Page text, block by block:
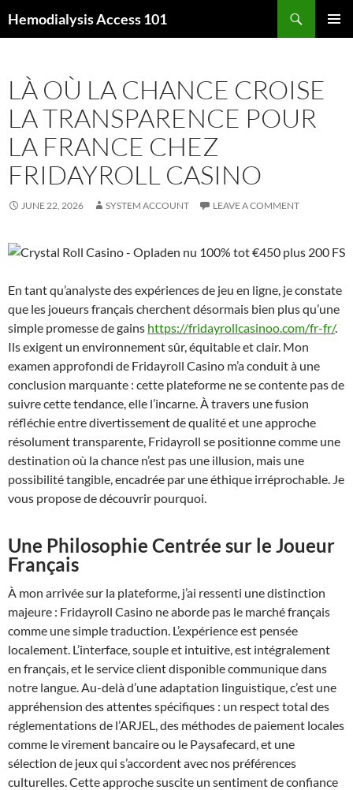
toHemodialysis Access 101
LÀ OÙ LA CHANCE CROISE
LA TRANSPARENCE POUR
LA FRANCE CHEZ
FRIDAYROLL CASINO
JUNE 22, 2026 SYSTEM ACCOUNT LEAVE A COMMENT
En tant qu’analyste des expériences de jeu en ligne, je constate
que les joueurs français cherchent désormais bien plus qu’une
simple promesse de gains https://fridayrollcasinoo.com/fr-fr/.
Ils exigent un environnement sûr, équitable et clair. Mon
examen approfondi de Fridayroll Casino m’a conduit à une
conclusion marquante : cette plateforme ne se contente pas de
suivre cette tendance, elle l’incarne. À travers une fusion
réfléchie entre divertissement de qualité et une approche
résolument transparente, Fridayroll se positionne comme une
destination où la chance n’est pas une illusion, mais une
possibilité tangible, encadrée par une éthique irréprochable. Je
vous propose de découvrir pourquoi.
Une Philosophie Centrée sur le Joueur
Français
À mon arrivée sur la plateforme, j’ai ressenti une distinction
majeure : Fridayroll Casino ne aborde pas le marché français
comme une simple traduction. L’expérience est pensée
localement. L’interface, souple et intuitive, est intégralement
en français, et le service client disponible communique dans
notre langue. Au-delà d’une adaptation linguistique, c’est une
appréhension des attentes spécifiques : un respect total des
réglementations de l’ARJEL, des méthodes de paiement locales
comme le virement bancaire ou le Paysafecard, et une
sélection de jeux qui s’accordent avec nos préférences
culturelles. Cette approche suscite un sentiment de confiance